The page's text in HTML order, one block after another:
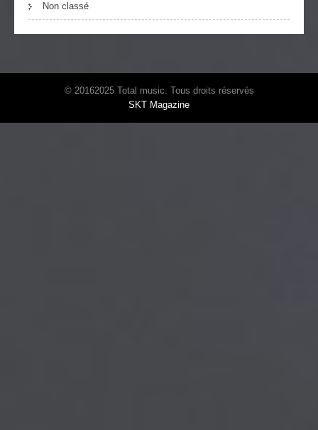
Non classé
© 20162025 Total music. Tous droits réservés
SKT Magazine